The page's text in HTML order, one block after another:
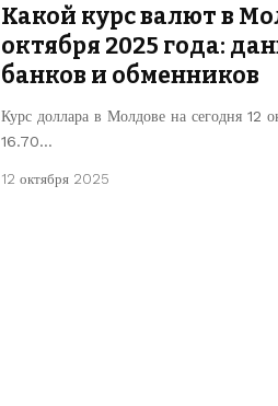
Какой курс валют в
октября 2025 года:
банков и обменников
Курс доллара в Молдове на сегодня 12
16.70…
12 октября 2025